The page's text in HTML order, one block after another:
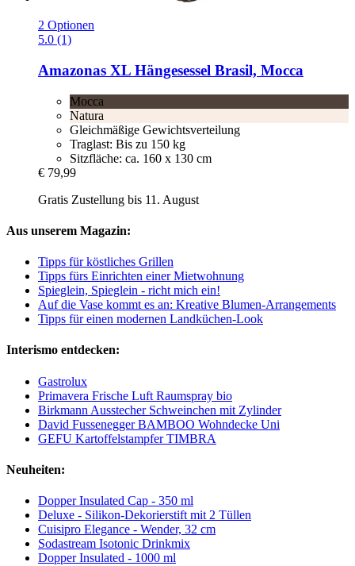
2 Optionen
5.0 (1)
Amazonas XL Hängesessel Brasil, Mocca
Mocca
Natura
Gleichmäßige Gewichtsverteilung
Traglast: Bis zu 150 kg
Sitzfläche: ca. 160 x 130 cm
€ 79,99
Gratis Zustellung bis 11. August
Aus unserem Magazin:
Tipps für köstliches Grillen
Tipps fürs Einrichten einer Mietwohnung
Spieglein, Spieglein - richt mich ein!
Auf die Vase kommt es an: Kreative Blumen-Arrangements
Tipps für einen modernen Landküchen-Look
Interismo entdecken:
Gastrolux
Primavera Frische Luft Raumspray bio
Birkmann Ausstecher Schweinchen mit Zylinder
David Fussenegger BAMBOO Wohndecke Uni
GEFU Kartoffelstampfer TIMBRA
Neuheiten:
Dopper Insulated Cap - 350 ml
Deluxe - Silikon-Dekorierstift mit 2 Tüllen
Cuisipro Elegance - Wender, 32 cm
Sodastream Isotonic Drinkmix
Dopper Insulated - 1000 ml